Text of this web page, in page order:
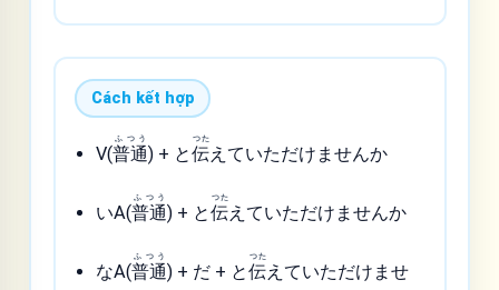
Cách kết hợp
V(普通
ふつう
) + と伝
つた
えていただけませんか
いA(普通
ふつう
) + と伝
つた
えていただけませんか
なA(普通
ふつう
) + だ + と伝
つた
えていただけませ